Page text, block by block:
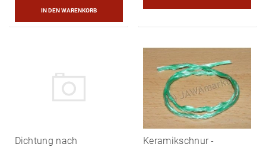
Dichtung nach
Keramikschnur -